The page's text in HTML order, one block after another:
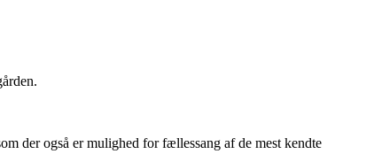
der også er mulighed for fællessang af de mest kendte